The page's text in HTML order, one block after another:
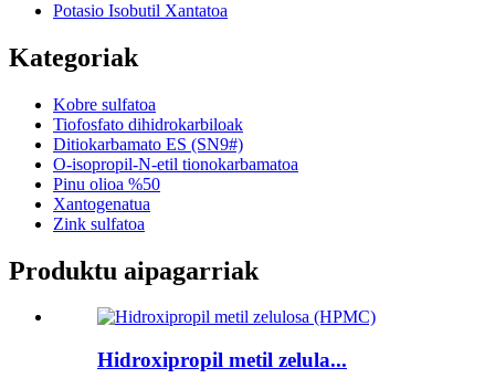
Potasio Isobutil Xantatoa
Kategoriak
Kobre sulfatoa
Tiofosfato dihidrokarbiloak
Ditiokarbamato ES (SN9#)
O-isopropil-N-etil tionokarbamatoa
Pinu olioa %50
Xantogenatua
Zink sulfatoa
Produktu aipagarriak
Hidroxipropil metil zelula...